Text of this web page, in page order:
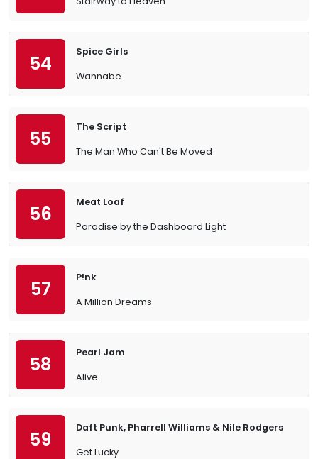
54
Spice Girls
Wannabe
55
The Script
The Man Who Can't Be Moved
56
Meat Loaf
Paradise by the Dashboard Light
57
P!nk
A Million Dreams
58
Pearl Jam
Alive
59
Daft Punk, Pharrell Williams & Nile Rodgers
Get Lucky